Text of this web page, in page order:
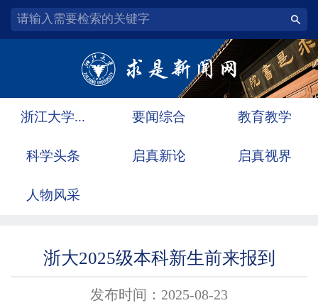
浙江大学... 要闻综合 教育教学
科学头条 启真新论 启真视界
人物风采
浙大2025级本科新生前来报到
发布时间：2025-08-23